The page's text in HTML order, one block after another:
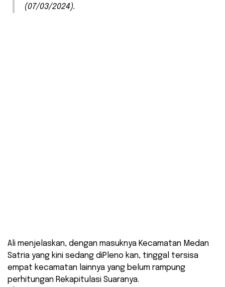
(07/03/2024).
Ali menjelaskan, dengan masuknya Kecamatan Medan
Satria yang kini sedang diPleno kan, tinggal tersisa
empat kecamatan lainnya yang belum rampung
perhitungan Rekapitulasi Suaranya.